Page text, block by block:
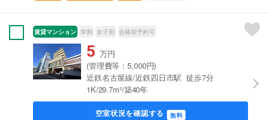
賃貸マンション 学割 女子割 合格前予約可
5 万円
(管理費等：5,000円)
近鉄名古屋線/近鉄四日市駅 徒歩7分
1K/29.7m²/築40年
空室状況を確認する 無料